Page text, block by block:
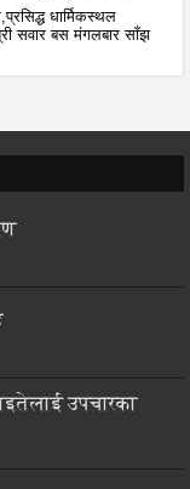
धार्मिकस्थल
सवार बस मंगलबार साँझ
उपचारका